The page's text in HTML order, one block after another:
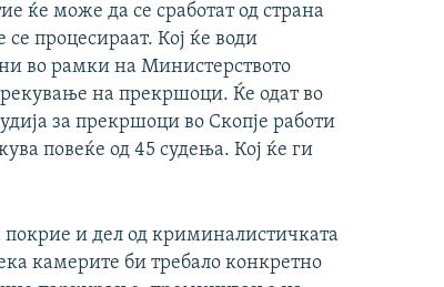
ќе може да се сработат од страна
процесираат. Кој ќе води
во рамки на Министерството
на прекршоци. Ќе одат во
за прекршоци во Скопје работи
повеќе од 45 судења. Кој ќе ги
покрие и дел од криминалистичката
камерите би требало конкретно